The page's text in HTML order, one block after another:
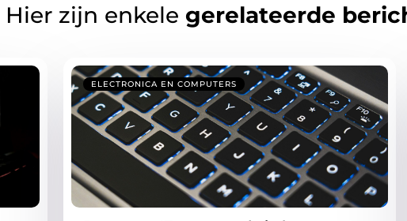
Hier zijn enkele gerelateerde
ELECTRONICA EN COMPUTERS